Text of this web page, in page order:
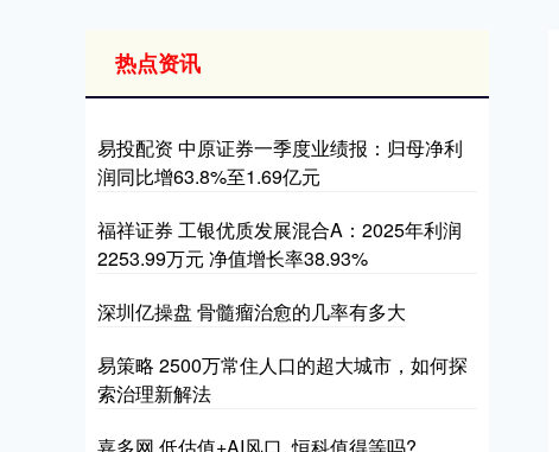
热点资讯
易投配资 中原证券一季度业绩报：归母净利
润同比增63.8%至1.69亿元
福祥证券 工银优质发展混合A：2025年利润
2253.99万元 净值增长率38.93%
深圳亿操盘 骨髓瘤治愈的几率有多大
易策略 2500万常住人口的超大城市，如何探
索治理新解法